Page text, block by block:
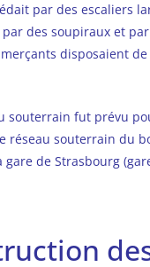
par des escaliers
des soupiraux et
disposaient
souterrain fut prévu
réseau souterrain du
de Strasbourg